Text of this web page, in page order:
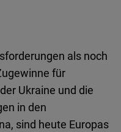
als noch
für
Ukraine und die
in den
sind heute Europas